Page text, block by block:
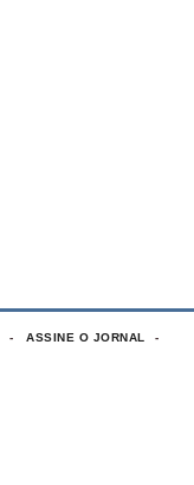
ASSINE O JORNAL